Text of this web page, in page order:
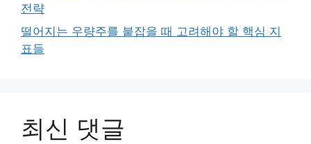
전략
떨어지는 우량주를 붙잡을 때 고려해야 할 핵심 지
표들
최신 댓글